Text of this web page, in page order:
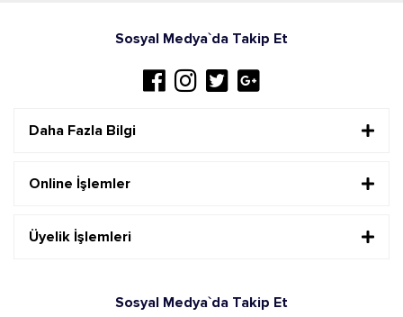
Sosyal Medya`da Takip Et
Daha Fazla Bilgi
Online İşlemler
Üyelik İşlemleri
Sosyal Medya`da Takip Et